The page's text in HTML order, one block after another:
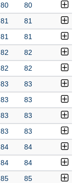
80 80
81 81
81 81
82 82
82 82
83 83
83 83
83 83
83 83
84 84
84 84
85 85